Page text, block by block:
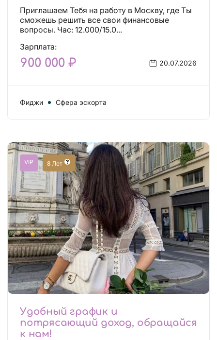
Приглашаем Тебя на работу в Москву, где Ты
сможешь решить все свои финансовые
вопросы. Час: 12.000/15.0...
Зарплата:
900 000 ₽ 20.07.2026
Фиджи Сфера эскорта
VIP 8 Лет
Удобный график и
потрясающий доход, обращайся
к нам!